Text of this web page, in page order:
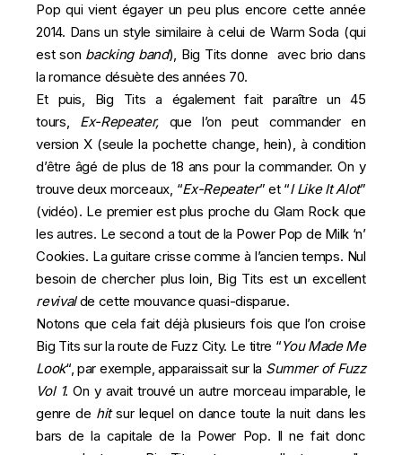
Pop qui vient égayer un peu plus encore cette année
2014. Dans un style similaire à celui de Warm Soda (qui
est son backing band), Big Tits donne avec brio dans
la romance désuète des années 70.
Et puis, Big Tits a également fait paraître un 45
tours, Ex-Repeater, que l’on peut commander en
version X (seule la pochette change, hein), à condition
d’être âgé de plus de 18 ans pour la commander. On y
trouve deux morceaux, “Ex-Repeater” et “I Like It Alot”
(vidéo). Le premier est plus proche du Glam Rock que
les autres. Le second a tout de la Power Pop de Milk ‘n’
Cookies. La guitare crisse comme à l’ancien temps. Nul
besoin de chercher plus loin, Big Tits est un excellent
revivalde cette mouvance quasi-disparue.
Notons que cela fait déjà plusieurs fois que l’on croise
Big Tits sur la route de Fuzz City. Le titre “You Made Me
Look“, par exemple, apparaissait sur la Summer of Fuzz
Vol 1. On y avait trouvé un autre morceau imparable, le
genre de hitsur lequel on dance toute la nuit dans les
bars de la capitale de la Power Pop. Il ne fait donc